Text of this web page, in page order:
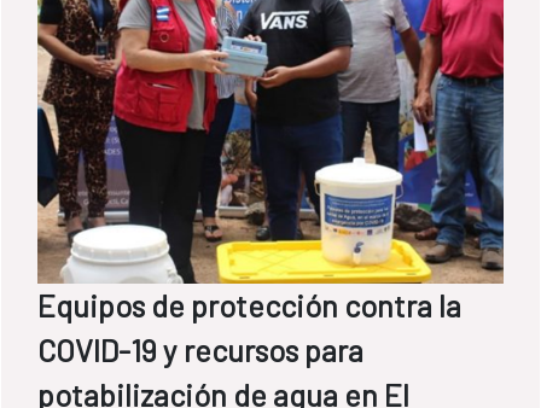
necesarios para su conexión al pozo
existente.
Equipos de protección contra la
COVID-19 y recursos para
potabilización de agua en El